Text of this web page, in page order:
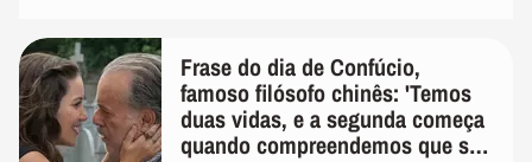
Frase do dia de Confúcio,
famoso filósofo chinês: 'Temos
duas vidas, e a segunda começa
quando compreendemos que só